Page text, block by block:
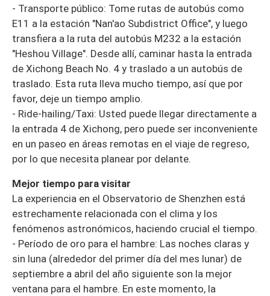
- Transporte público: Tome rutas de autobús como
E11 a la estación "Nan'ao Subdistrict Office", y luego
transfiera a la ruta del autobús M232 a la estación
"Heshou Village". Desde allí, caminar hasta la entrada
de Xichong Beach No. 4 y traslado a un autobús de
traslado. Esta ruta lleva mucho tiempo, así que por
favor, deje un tiempo amplio.
- Ride-hailing/Taxi: Usted puede llegar directamente a
la entrada 4 de Xichong, pero puede ser inconveniente
en un paseo en áreas remotas en el viaje de regreso,
por lo que necesita planear por delante.
Mejor tiempo para visitar
La experiencia en el Observatorio de Shenzhen está
estrechamente relacionada con el clima y los
fenómenos astronómicos, haciendo crucial el tiempo.
- Período de oro para el hambre: Las noches claras y
sin luna (alrededor del primer día del mes lunar) de
septiembre a abril del año siguiente son la mejor
ventana para el hambre. En este momento, la